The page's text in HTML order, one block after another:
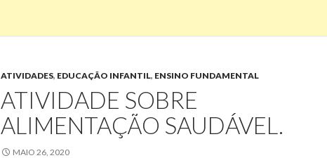
ATIVIDADES, EDUCAÇÃO INFANTIL, ENSINO FUNDAMENTAL
ATIVIDADE SOBRE
ALIMENTAÇÃO SAUDÁVEL.
MAIO 26, 2020